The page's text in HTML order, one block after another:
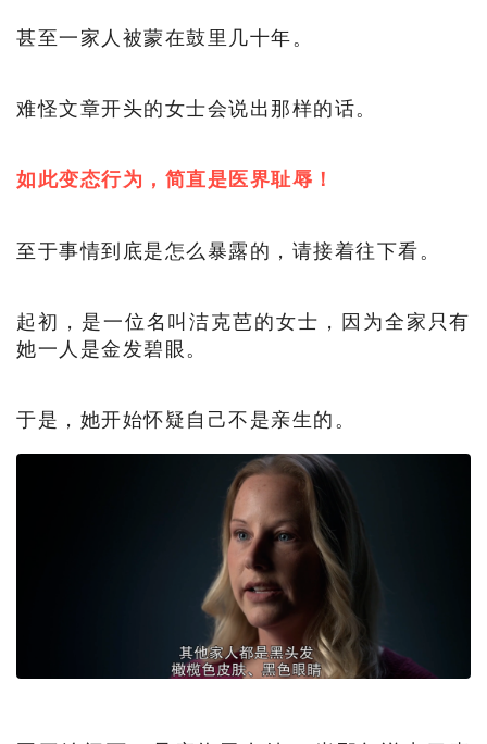
甚至一家人被蒙在鼓里几十年。
难怪文章开头的女士会说出那样的话。
如此变态行为，简直是医界耻辱！
至于事情到底是怎么暴露的，请接着往下看。
起初，是一位名叫洁克芭的女士，因为全家只有
她一人是金发碧眼。
于是，她开始怀疑自己不是亲生的。